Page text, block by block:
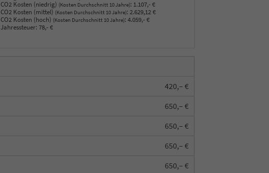
CO2 Kosten (niedrig) (Kosten Durchschnitt 10 Jahre): 1.107,- €
CO2 Kosten (mittel) (Kosten Durchschnitt 10 Jahre): 2.629,12 €
CO2 Kosten (hoch) (Kosten Durchschnitt 10 Jahre): 4.059,- €
Jahressteuer: 78,- €
420,– €
650,– €
650,– €
650,– €
650,– €